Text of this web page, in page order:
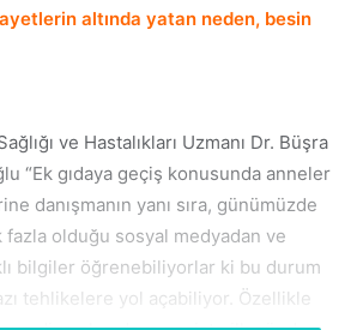
altında yatan neden, besin
ve Hastalıkları Uzmanı Dr. Büşra
“Ek gıdaya geçiş konusunda anneler
danışmanın yanı sıra, günümüzde
olduğu sosyal medyadan ve
bilgiler öğrenebiliyorlar ki bu durum
tehlikelere yol açabiliyor. Özellikle